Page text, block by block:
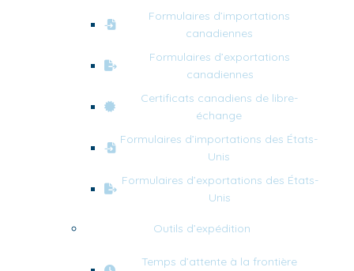
Formulaires d’importations
canadiennes
Formulaires d’exportations
canadiennes
Certificats canadiens de libre-
échange
Formulaires d’importations des États-
Unis
Formulaires d’exportations des États-
Unis
Outils d’expédition
Temps d’attente à la frontière